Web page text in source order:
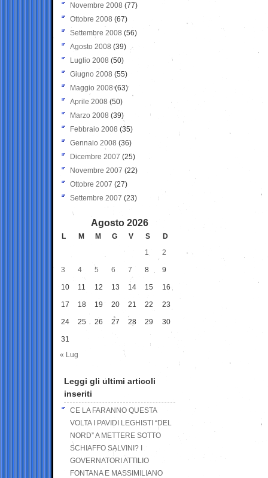
Novembre 2008 (77)
Ottobre 2008 (67)
Settembre 2008 (56)
Agosto 2008 (39)
Luglio 2008 (50)
Giugno 2008 (55)
Maggio 2008(63)
Aprile 2008 (50)
Marzo 2008 (39)
Febbraio 2008 (35)
Gennaio 2008 (36)
Dicembre 2007 (25)
Novembre 2007 (22)
Ottobre 2007 (27)
Settembre 2007 (23)
Agosto 2026
L M M G V S
D
1
2
3 4 5 6 7 8 9
10 11 12 13 14 15 16
17 18 19 20 21 22 23
24 25 26 27 28 29 30
31
« Lug
Leggi gli ultimi articoli
inseriti
CE LA FARANNO QUESTA
VOLTA I PAVIDI LEGHISTI “DEL
NORD” A METTERE SOTTO
SCHIAFFO SALVINI? I
GOVERNATORI ATTILIO
FONTANA E MASSIMILIANO